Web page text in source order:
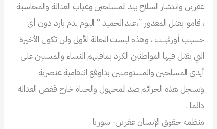
عفرين وانتشار السلاح بيد المسلحين وغياب العدالة والمحاسبة
، قاموا بقتل المغدور “،عبد الحميد ” اليوم بدم بارد دون أي
حسيب أورقيــب ، وهذه ليست الحالة الأولى ولن تكون الأخيرة
التي يقتل فيها المواطنين الكرد بمافيهم النساء والمسنين على
أيدي المسلحين والمستوطنين بداوفع انتقامية عنصرية
وتسجل هذه الجرائم ضد المجهول والجناة خارج قفص العدالة
دائما .
منظمة حقوق الإنسان عفرين- سوريا